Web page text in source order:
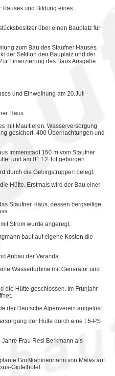
Hauses und Bildung eines
über einen Bauplatz für
zum Bau des Staufner Hauses.
der Sektion den Bauplatz und der
Finanzierung des Baus Ausgabe
und Einweihung am 20.Juli -
Haus.
mit Maultieren. Wasserversorgung
gesichert. 400 Übernachtungen und
Immenstadt 150 m vom Staufner
und am 01.12. tot geborgen.
durch die Gebirgstruppen belegt.
Hütte. Erstmals wird der Bau einer
Staufner Haus, dessen bergseitige
Strom wurde angeregt.
baut auf eigene Kosten die
Anbau der Veranda.
Wasserturbine mit Generator und
die Hütte geschlossen. Im Frühjahr
der Deutsche Alpenverein aufgelöst.
der Hütte durch eine 15-PS
Frau Resl Berkmann als
Großkabinenbahn von Malas auf
Gipfelhotel.